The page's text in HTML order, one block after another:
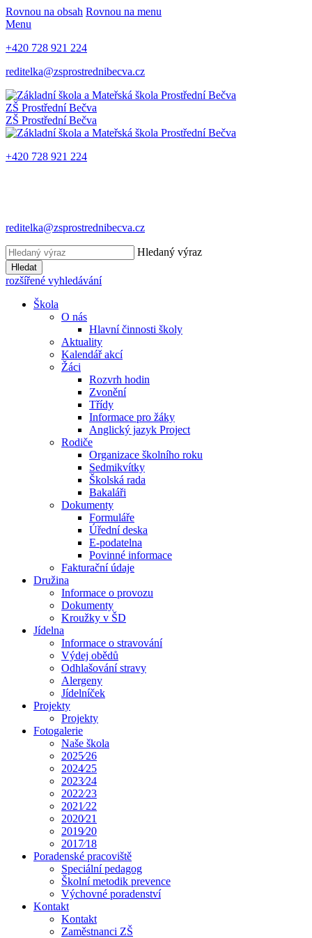
Rovnou na obsah Rovnou na menu
Menu
+420 728 921 224
reditelka@zsprostrednibecva.cz
ZŠ Prostřední Bečva
ZŠ Prostřední Bečva
+420 728 921 224
reditelka@zsprostrednibecva.cz
Hledaný výraz
Hledat
rozšířené vyhledávání
Škola
O nás
Hlavní činnosti školy
Aktuality
Kalendář akcí
Žáci
Rozvrh hodin
Zvonění
Třídy
Informace pro žáky
Anglický jazyk Project
Rodiče
Organizace školního roku
Sedmikvítky
Školská rada
Bakaláři
Dokumenty
Formuláře
Úřední deska
E-podatelna
Povinné informace
Fakturační údaje
Družina
Informace o provozu
Dokumenty
Kroužky v ŠD
Jídelna
Informace o stravování
Výdej obědů
Odhlašování stravy
Alergeny
Jídelníček
Projekty
Projekty
Fotogalerie
Naše škola
2025⁄26
2024⁄25
2023⁄24
2022⁄23
2021⁄22
2020⁄21
2019⁄20
2017⁄18
Poradenské pracoviště
Speciální pedagog
Školní metodik prevence
Výchovné poradenství
Kontakt
Kontakt
Zaměstnanci ZŠ